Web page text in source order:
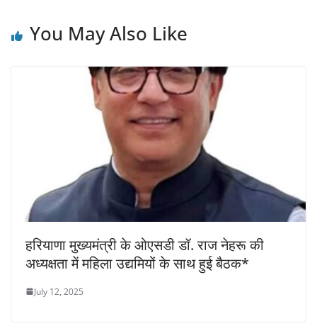
You May Also Like
हरियाणा मुख्यमंत्री के ओएसडी डॉ. राज नेहरू की
अध्यक्षता में महिला उद्यमियों के साथ हुई बैठक*
July 12, 2025